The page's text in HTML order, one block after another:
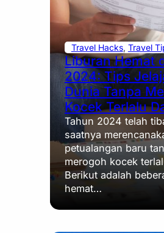
Travel Hacks, Travel
Liburan Hemat
2024: Tips
Dunia Tanpa
Kocek Terlalu
Tahun 2024 telah
saatnya
petualangan baru
merogoh kocek
Berikut adalah
hemat…